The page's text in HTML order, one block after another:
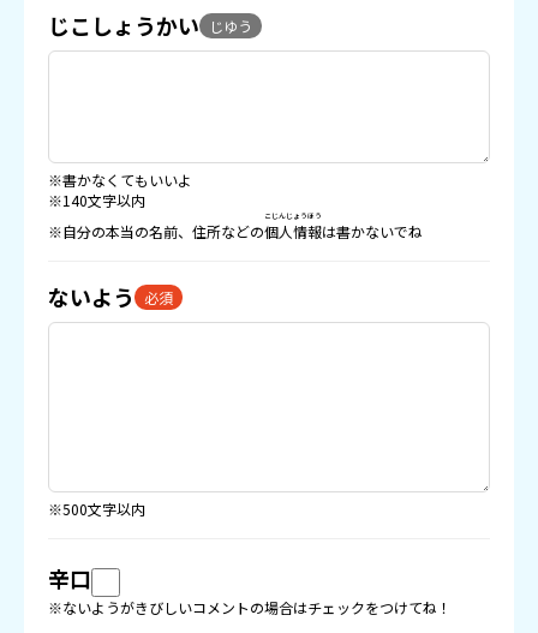
じこしょうかい じゆう
※書かなくてもいいよ
※140文字以内
※自分の本当の名前、住所などの個人情報
こじんじょうほう
は書かないでね
ないよう 必須
※500文字以内
辛口
※ないようがきびしいコメントの場合はチェックをつけてね！